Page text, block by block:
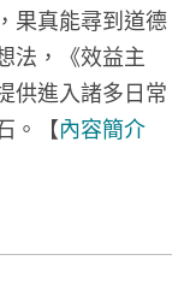
果真能尋到道德
法，《效益主
供進入諸多日常
。【內容簡介